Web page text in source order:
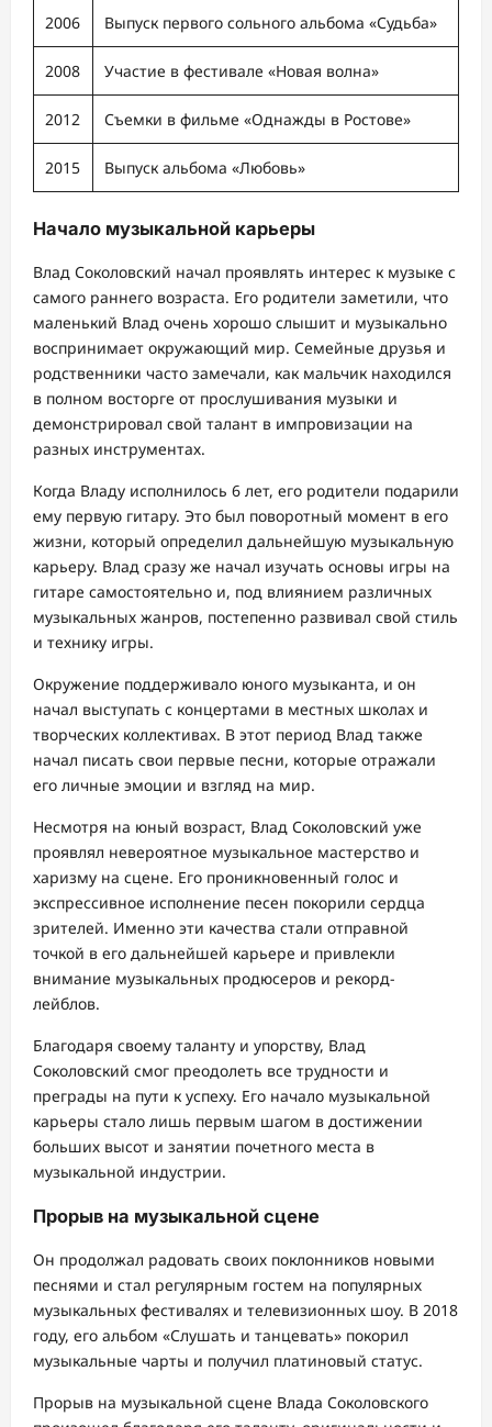
2006 Выпуск первого сольного альбома «Судьба»
2008 Участие в фестивале «Новая волна»
2012 Съемки в фильме «Однажды в Ростове»
2015 Выпуск альбома «Любовь»
Начало музыкальной карьеры
Влад Соколовский начал проявлять интерес к музыке с
самого раннего возраста. Его родители заметили, что
маленький Влад очень хорошо слышит и музыкально
воспринимает окружающий мир. Семейные друзья и
родственники часто замечали, как мальчик находился
в полном восторге от прослушивания музыки и
демонстрировал свой талант в импровизации на
разных инструментах.
Когда Владу исполнилось 6 лет, его родители подарили
ему первую гитару. Это был поворотный момент в его
жизни, который определил дальнейшую музыкальную
карьеру. Влад сразу же начал изучать основы игры на
гитаре самостоятельно и, под влиянием различных
музыкальных жанров, постепенно развивал свой стиль
и технику игры.
Окружение поддерживало юного музыканта, и он
начал выступать с концертами в местных школах и
творческих коллективах. В этот период Влад также
начал писать свои первые песни, которые отражали
его личные эмоции и взгляд на мир.
Несмотря на юный возраст, Влад Соколовский уже
проявлял невероятное музыкальное мастерство и
харизму на сцене. Его проникновенный голос и
экспрессивное исполнение песен покорили сердца
зрителей. Именно эти качества стали отправной
точкой в его дальнейшей карьере и привлекли
внимание музыкальных продюсеров и рекорд-
лейблов.
Благодаря своему таланту и упорству, Влад
Соколовский смог преодолеть все трудности и
преграды на пути к успеху. Его начало музыкальной
карьеры стало лишь первым шагом в достижении
больших высот и занятии почетного места в
музыкальной индустрии.
Прорыв на музыкальной сцене
Он продолжал радовать своих поклонников новыми
песнями и стал регулярным гостем на популярных
музыкальных фестивалях и телевизионных шоу. В 2018
году, его альбом «Слушать и танцевать» покорил
музыкальные чарты и получил платиновый статус.
Прорыв на музыкальной сцене Влада Соколовского